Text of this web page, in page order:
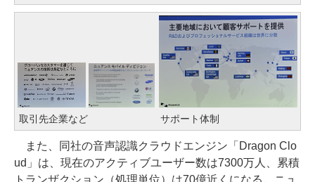
取引先企業など サポート体制
また、同社の音声認識クラウドエンジン「Dragon Clo
ud」は、現在のアクティブユーザー数は7300万人、累積
トランザクション（処理単位）は70億近くになる。ニュ